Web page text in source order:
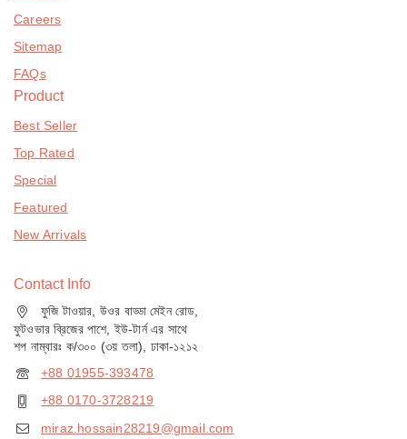
Careers
Sitemap
FAQs
Product
Best Seller
Top Rated
Special
Featured
New Arrivals
Contact Info
ফুজি টাওয়ার, উওর বাড্ডা মেইন রোড,
ফুটওভার ব্রিজের পাশে, ইউ-টার্ন এর সাথে
শপ নাম্বারঃ ক/৩০০ (৩য় তলা), ঢাকা-১২১২
+88 01955-393478
+88 0170-3728219
miraz.hossain28219@gmail.com